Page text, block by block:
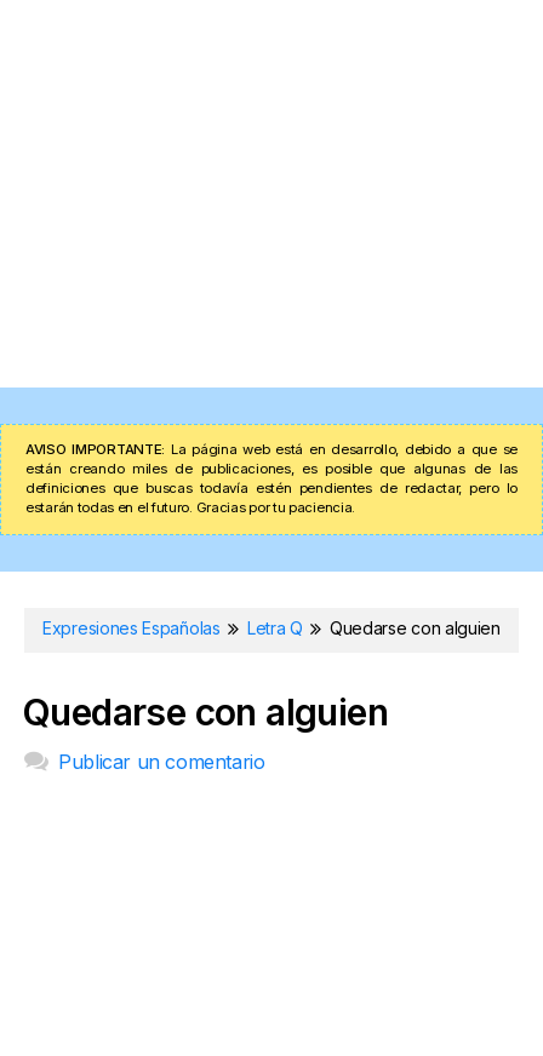
AVISO IMPORTANTE: La página web está en desarrollo, debido a que se
están creando miles de publicaciones, es posible que algunas de las
definiciones que buscas todavía estén pendientes de redactar, pero lo
estarán todas en el futuro. Gracias por tu paciencia.
Expresiones Españolas Letra Q Quedarse con alguien
Quedarse con alguien
Publicar un comentario